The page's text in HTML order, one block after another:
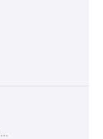
福州律师蔡思斌评析：嫁个体制内老公，竟被合伙设局背上近百万债务，婚前不查征信真要命！